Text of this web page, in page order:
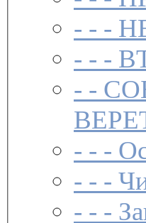
- - -
- - -
- -
- - -
- - -
- - -